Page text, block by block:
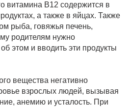
витамина В12 содержится в
а также в яйцах. Также
рыба, говяжья печень,
родителям нужно
этом и вводить эти продукты
вещества негативно
взрослых людей, вызывая
анемию и усталость. При